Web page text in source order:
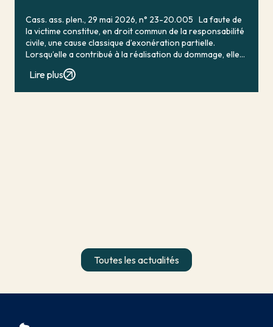
Cass. ass. plen., 29 mai 2026, n° 23-20.005 La faute de
la victime constitue, en droit commun de la responsabilité
civile, une cause classique d’exonération partielle.
Lorsqu’elle a contribué à la réalisation du dommage, elle
conduit en principe à […]
Lire plus
Toutes les actualités